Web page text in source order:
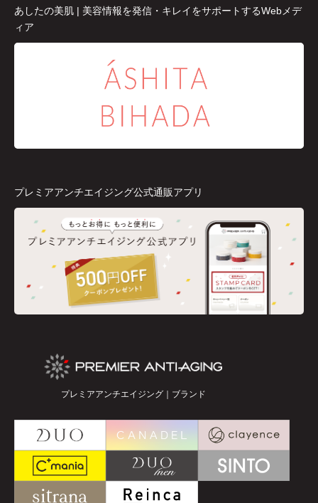
あしたの美肌 | 美容情報を発信・キレイをサポートするWebメデ
ィア
プレミアアンチエイジング公式通販アプリ
プレミアアンチエイジング｜ブランド